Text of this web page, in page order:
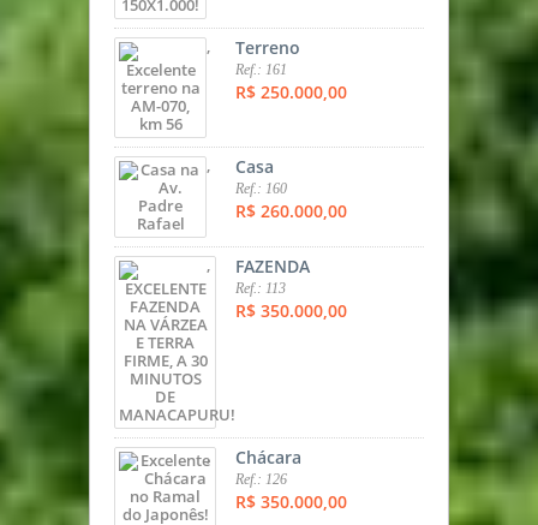
, Terreno
Ref.: 161
R$ 250.000,00
, Casa
Ref.: 160
R$ 260.000,00
, FAZENDA
Ref.: 113
R$ 350.000,00
, Chácara
Ref.: 126
R$ 350.000,00